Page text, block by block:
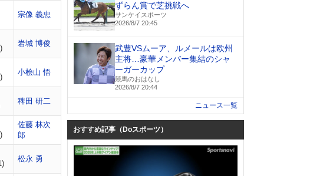
宗像 義忠
岩城 博俊
小桧山 悟
稗田 研二
佐藤 林次
郎
松永 勇
ずらん賞で芝挑戦へ
サンケイスポーツ
2026/8/7 20:45
武豊VSムーア、ルメールは欧州
主将…豪華メンバー集結のシャ
ーガーカップ
競馬のおはなし
2026/8/7 20:44
ニュース一覧
おすすめ記事（Doスポーツ）